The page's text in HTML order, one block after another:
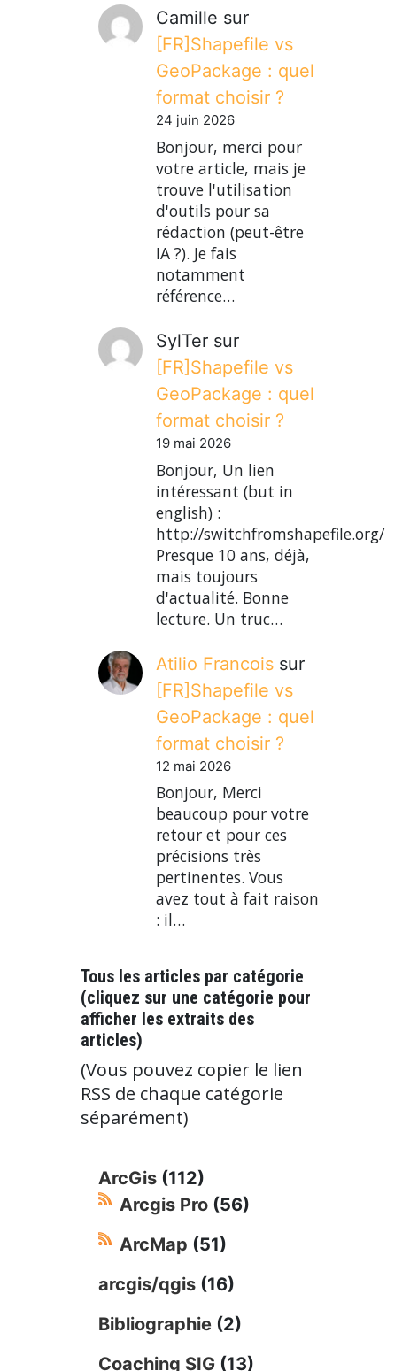
Camille sur
[FR]Shapefile vs
GeoPackage : quel
format choisir ?
24 juin 2026
Bonjour, merci pour
votre article, mais je
trouve l'utilisation
d'outils pour sa
rédaction (peut-être
IA ?). Je fais
notamment
référence…
SylTer sur
[FR]Shapefile vs
GeoPackage : quel
format choisir ?
19 mai 2026
Bonjour, Un lien
intéressant (but in
english) :
http://switchfromshapefile.org/
Presque 10 ans, déjà,
mais toujours
d'actualité. Bonne
lecture. Un truc…
Atilio Francois sur
[FR]Shapefile vs
GeoPackage : quel
format choisir ?
12 mai 2026
Bonjour, Merci
beaucoup pour votre
retour et pour ces
précisions très
pertinentes. Vous
avez tout à fait raison
: il…
Tous les articles par catégorie
(cliquez sur une catégorie pour
afficher les extraits des
articles)
(Vous pouvez copier le lien
RSS de chaque catégorie
séparément)
ArcGis (112)
Arcgis Pro (56)
ArcMap (51)
arcgis/qgis (16)
Bibliographie (2)
Coaching SIG (13)